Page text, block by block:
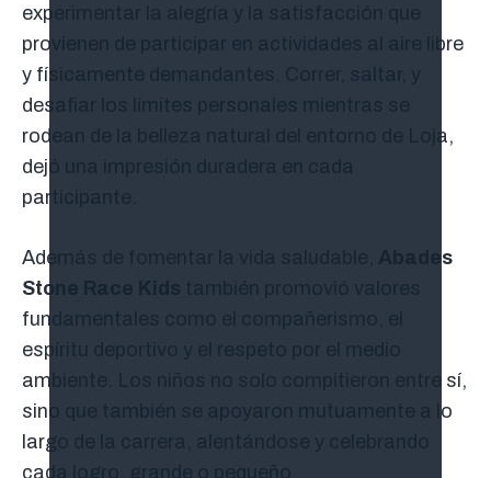
experimentar la alegría y la satisfacción que
provienen de participar en actividades al aire libre
y físicamente demandantes. Correr, saltar, y
desafiar los límites personales mientras se
rodean de la belleza natural del entorno de Loja,
dejó una impresión duradera en cada
participante.
Además de fomentar la vida saludable,
Abades
Stone Race Kids
fundamentales como el compañerismo, el
espíritu deportivo y el respeto por el medio
ambiente. Los niños no solo compitieron entre sí,
sino que también se apoyaron mutuamente a lo
largo de la carrera, alentándose y celebrando
cada logro, grande o pequeño.